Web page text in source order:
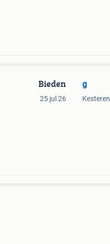
Bieden
25 jul 26
g
Kesteren